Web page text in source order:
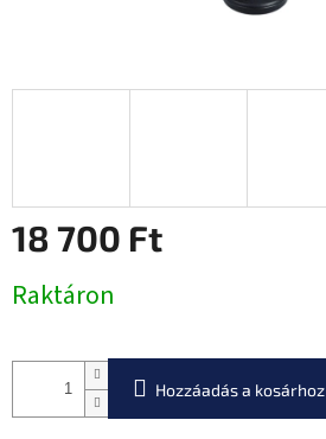
18 700 Ft
Raktáron
Hozzáadás a kosárhoz